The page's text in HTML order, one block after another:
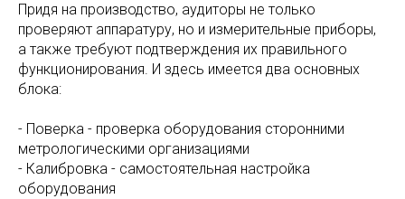
Придя на производство, аудиторы не только
проверяют аппаратуру, но и измерительные приборы,
а также требуют подтверждения их правильного
функционирования. И здесь имеется два основных
блока:
- Поверка - проверка оборудования сторонними
метрологическими организациями
- Калибровка - самостоятельная настройка
оборудования